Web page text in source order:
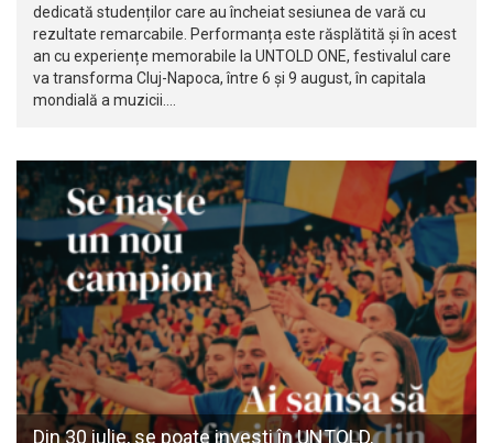
dedicată studenților care au încheiat sesiunea de vară cu
rezultate remarcabile. Performanța este răsplătită și în acest
an cu experiențe memorabile la UNTOLD ONE, festivalul care
va transforma Cluj-Napoca, între 6 și 9 august, în capitala
mondială a muzicii.…
Din 30 iulie, se poate investi în UNTOLD,